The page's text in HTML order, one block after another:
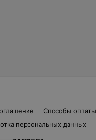
Способы оплаты
персональных данных